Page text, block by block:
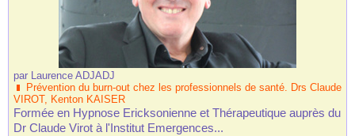
par Laurence ADJADJ
Prévention du burn-out chez les professionnels de santé. Drs Claude
VIROT, Kenton KAISER
Formée en Hypnose Ericksonienne et Thérapeutique auprès du
Dr Claude Virot à l'Institut Emergences...